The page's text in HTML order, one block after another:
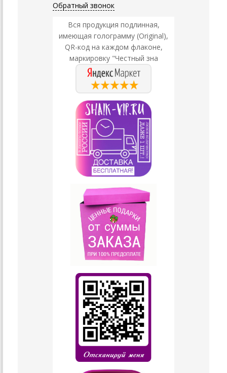
Обратный звонок
Вся продукция подлинная,
имеющая голограмму (Original),
QR-код на каждом флаконе,
маркировку "Честный зна